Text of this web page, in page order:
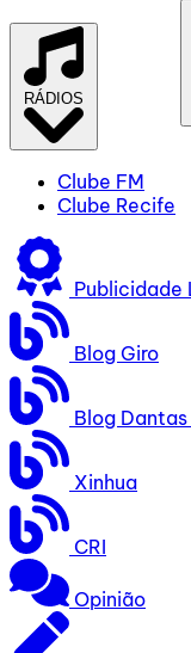
RÁDIOS
Clube FM
Clube Recife
Publicidade
Blog Giro
Blog
Xinhua
CRI
Opinião